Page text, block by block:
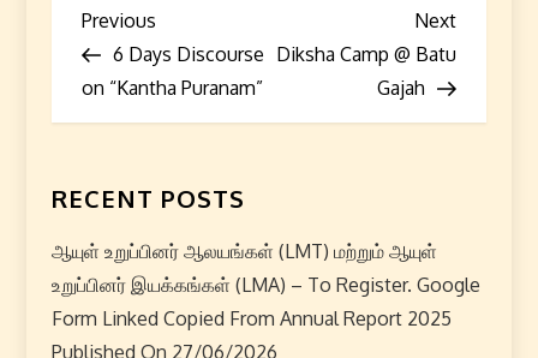
P
o
s
t
n
a
v
Previous
Post
Previous
6 Days Discourse
on “Kantha Puranam”
Next
Next
Diksha Camp @ Batu
Gajah
RECENT POSTS
ஆயுள் உறுப்பினர் ஆலயங்கள் (LMT) மற்றும் ஆயுள்
உறுப்பினர் இயக்கங்கள் (LMA) – To Register. Google
Form Linked Copied From Annual Report 2025
Published On 27/06/2026